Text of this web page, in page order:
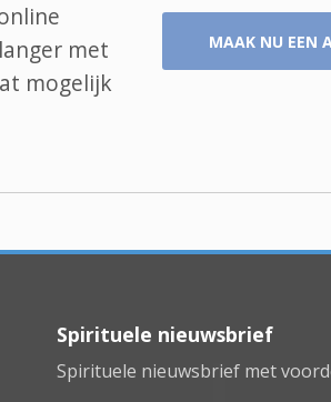
met
mogelijk
MAAK NU EEN
Spirituele nieuwsbrief
Spirituele nieuwsbrief met